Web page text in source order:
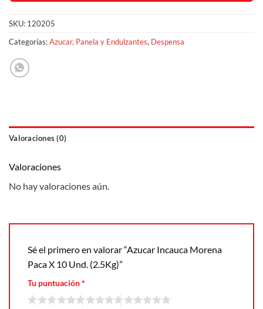
SKU: 120205
Categorías:Azucar, Panela y Endulzantes, Despensa
Valoraciones (0)
Valoraciones
No hay valoraciones aún.
Sé el primero en valorar “Azucar Incauca Morena
Paca X 10 Und. (2.5Kg)”
Tu puntuación*